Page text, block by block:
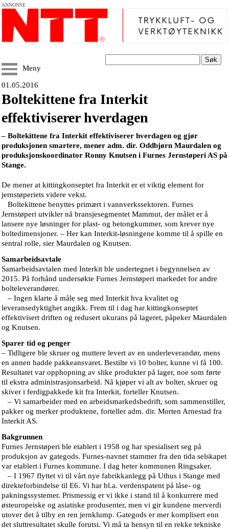
ANNONSE
Søk
Meny
01.05.2016
Boltekittene fra Interkit
effektiviserer hverdagen
– Boltekittene fra Interkit effektiviserer hverdagen og gjør
produksjonen smartere, mener adm. dir. Oddbjørn Maurdalen og
produksjonskoordinator Ronny Knutsen i Furnes Jernstøperi AS på
Stange.
De mener at kittingkonseptet fra Interkit er et viktig element for
jernstøperiets videre vekst.
Boltekittene benyttes primært i vannverkssektoren. Furnes
Jernstøperi utvikler nå bransjesegmentet Mammut, der målet er å
lansere nye løsninger for plast- og betongkummer, som krever nye
boltedimensjoner. – Her kan Interkit-løsningene komme til å spille en
sentral rolle, sier Maurdalen og Knutsen.
Samarbeidsavtale
Samarbeidsavtalen med Interkit ble undertegnet i begynnelsen av
2015. På forhånd undersøkte Furnes Jernstøperi markedet for andre
bolteleverandører.
– Ingen klarte å måle seg med Interkit hva kvalitet og
leveransedyktighet angikk. Frem til i dag har kittingkonseptet
effektivisert driften og redusert ukurans på lageret, påpeker Maurdalen
og Knutsen.
Sparer tid og penger
– Tidligere ble skruer og muttere levert av en underleverandør, mens
en annen hadde pakkeansvaret. Bestilte vi 10 bolter, kunne vi få 100.
Resultatet var opphopning av slike produkter på lager, noe som førte
til ekstra administrasjonsarbeid. Nå kjøper vi alt av bolter, skruer og
skiver i ferdigpakkede kit fra Interkit, forteller Knutsen.
– Vi samarbeider med en arbeidsmarkedsbedrift, som sammenstiller,
pakker og merker produktene, forteller adm. dir. Morten Arnestad fra
Interkit AS.
Bakgrunnen
Furnes Jernstøperi ble etablert i 1958 og har spesialisert seg på
produksjon av gategods. Furnes-navnet stammer fra den tida selskapet
var etablert i Furnes kommune. I dag heter kommunen Ringsaker.
– I 1967 flyttet vi til vårt nye fabrikkanlegg på Uthus i Stange med
direkteforbindelse til E6. Vi har bl.a. verdenspatent på låse- og
pakningssystemer. Prismessig er vi ikke i stand til å konkurrere med
østeuropeiske og asiatiske produsenter, men vi gir kundene merverdi
utover det å tilby en ren jernklump. Gategods er mer komplisert enn
det sluttresultatet skulle forutsi. Vi må ta hensyn til en rekke tekniske